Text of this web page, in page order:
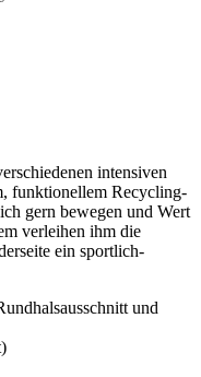
intensiven
funktionellem Recycling-
gern bewegen und Wert
verleihen ihm die
ein sportlich-
und